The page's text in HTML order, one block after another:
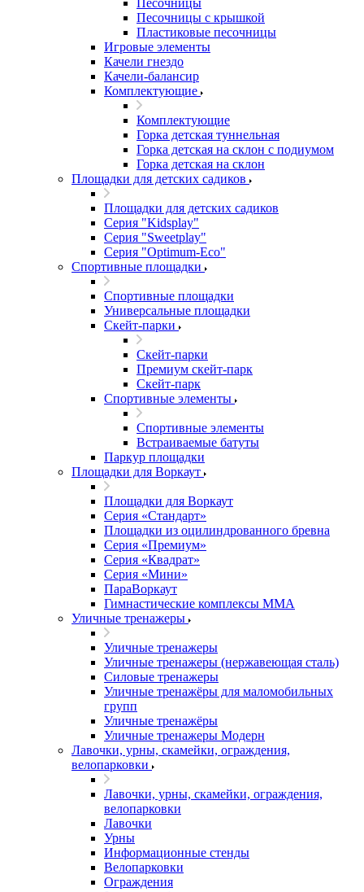
Песочницы
Песочницы с крышкой
Пластиковые песочницы
Игровые элементы
Качели гнездо
Качели-балансир
Комплектующие
Комплектующие
Горка детская туннельная
Горка детская на склон с подиумом
Горка детская на склон
Площадки для детских садиков
Площадки для детских садиков
Серия "Kidsplay"
Серия "Sweetplay"
Серия "Оptimum-Еco"
Спортивные площадки
Спортивные площадки
Универсальные площадки
Скейт-парки
Скейт-парки
Премиум скейт-парк
Скейт-парк
Спортивные элементы
Спортивные элементы
Встраиваемые батуты
Паркур площадки
Площадки для Воркаут
Площадки для Воркаут
Серия «Стандарт»
Площадки из оцилиндрованного бревна
Серия «Премиум»
Серия «Квадрат»
Серия «Мини»
ПараВоркаут
Гимнастические комплексы ММА
Уличные тренажеры
Уличные тренажеры
Уличные тренажеры (нержавеющая сталь)
Силовые тренажеры
Уличные тренажёры для маломобильных
групп
Уличные тренажёры
Уличные тренажеры Модерн
Лавочки, урны, скамейки, ограждения,
велопарковки
Лавочки, урны, скамейки, ограждения,
велопарковки
Лавочки
Урны
Информационные стенды
Велопарковки
Ограждения